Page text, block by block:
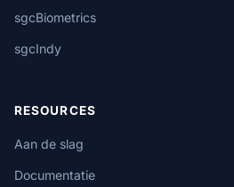
sgcBiometrics
sgcIndy
RESOURCES
Aan de slag
Documentatie